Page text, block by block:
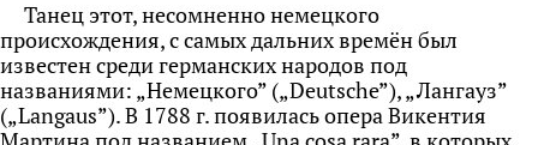
Танец этот, несомненно немецкого
происхождения, с самых дальних времён был
известен среди германских народов под
названиями: „Немецкого” („Deutsche”), „Лангауз”
(„Langaus”). В 1788 г. появилась опера Викентия